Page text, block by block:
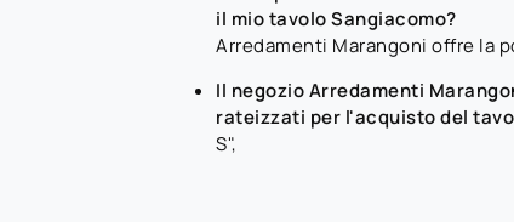
il mio tavolo Sangiacomo?
Arredamenti Marangoni offre la
Il negozio Arredamenti
rateizzati per l'acquisto del
S",